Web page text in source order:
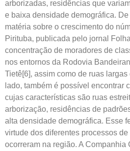
arborizadas, residências que
e baixa densidade demográfica.
matéria sobre o crescimento do
Pirituba, publicada pelo jornal
concentração de moradores de
nos entornos da Rodovia
Tietê[6], assim como de ruas
lado, também é possível encontrar
cujas características são ruas
arborização, residências de
alta densidade demográfica. Esse
virtude dos diferentes processos
ocorreram na região. A Companhia